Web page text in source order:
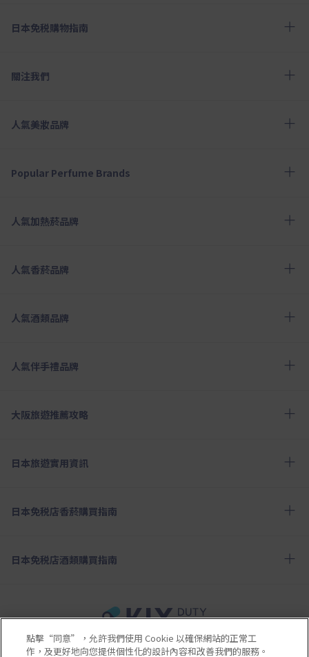
日本免税購物指南
關注我們
人氣美妝品牌
Popular Perfume Brands
人氣加熱菸品牌
人氣香菸品牌
人氣酒類品牌
人氣伴手禮品牌
大阪旅遊推薦攻略
日本旅遊實用資訊
日本免税店香菸購買指南
日本免税店酒類購買指南
使用條款 隱私政策
Cookie政策
點擊“同意”，允許我們使用 Cookie 以確保網站的正常工
作，及更好地向您提供個性化的設計內容和改善我們的服務。